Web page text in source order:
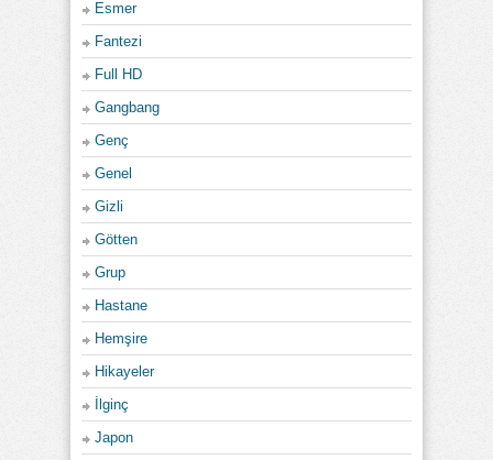
Esmer
Fantezi
Full HD
Gangbang
Genç
Genel
Gizli
Götten
Grup
Hastane
Hemşire
Hikayeler
İlginç
Japon